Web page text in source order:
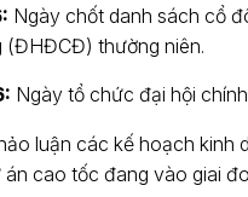
Ngày chốt danh sách cổ
(ĐHĐCĐ) thường niên.
Ngày tổ chức đại hội
luận các kế hoạch kinh
án cao tốc đang vào giai